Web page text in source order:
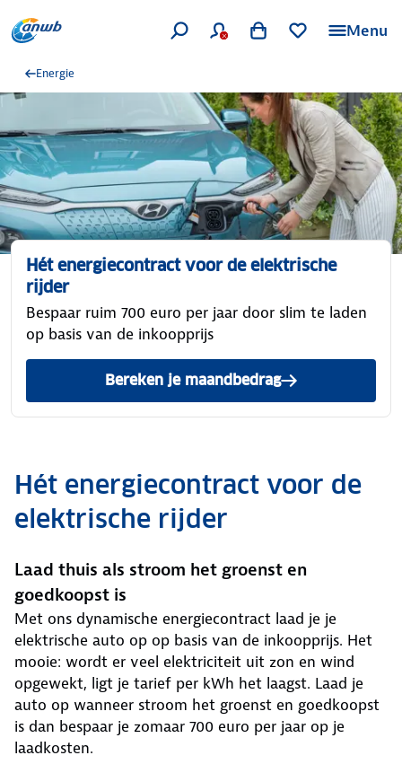
Menu
Energie
Hét energiecontract voor de elektrische
rijder
Bespaar ruim 700 euro per jaar door slim te laden
op basis van de inkoopprijs
Bereken je maandbedrag
Hét energiecontract voor de
elektrische rijder
Laad thuis als stroom het groenst en
goedkoopst is
Met ons dynamische energiecontract laad je je
elektrische auto op op basis van de inkoopprijs. Het
mooie: wordt er veel elektriciteit uit zon en wind
opgewekt, ligt je tarief per kWh het laagst. Laad je
auto op wanneer stroom het groenst en goedkoopst
is dan bespaar je zomaar 700 euro per jaar op je
laadkosten.